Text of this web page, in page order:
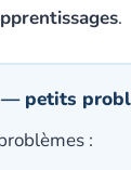
.
petits
: